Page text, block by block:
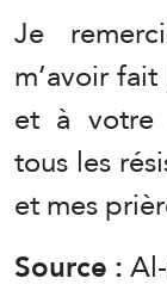
Je
m’avoir
et à votre
tous les
et mes
Source :